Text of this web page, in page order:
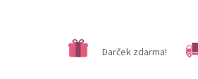
Darček zdarma!